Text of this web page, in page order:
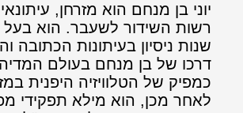
יוני בן מנחם הוא מזרחן,
רשות השידור לשעבר. הוא
שנות ניסיון בעיתונות הכתובה
דרכו של בן מנחם בעולם
כמפיק של הטלוויזיה היפנית
לאחר מכן, הוא מילא תפקידי